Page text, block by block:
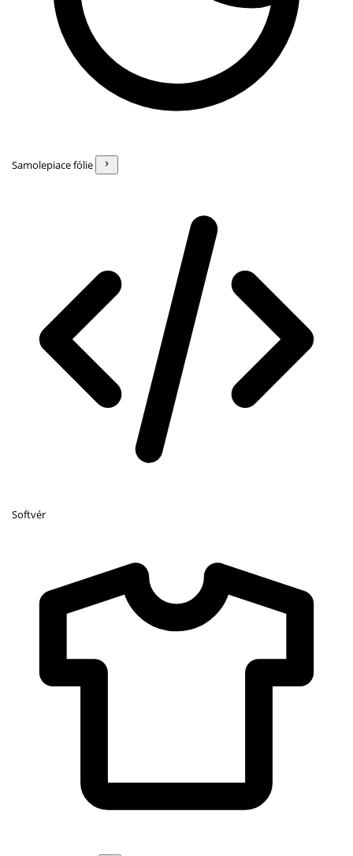
Samolepiace fólie
Softvér